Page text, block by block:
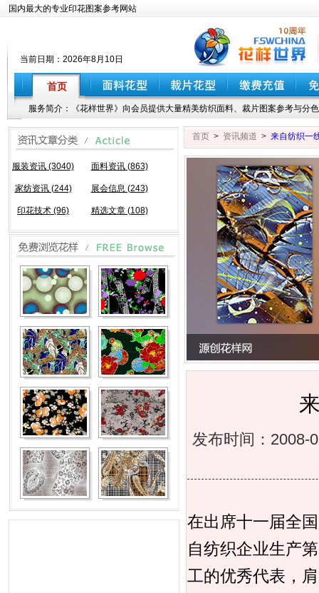
国内最大的专业印花图案参考网站
首页
当前日期： 2026年8月10日
服务简介：《花样世界》向会员提供大量精美纺织面料、裁片图案参考与分
服装资讯 (3040) 面料资讯 (863)
家纺资讯 (244) 展会信息 (243)
印花技术 (96) 精选文章 (108)
首页> 资讯频道 > 来自纺织一
发布时间：
在出席十一届全
自纺织企业生产
工的优秀代表，